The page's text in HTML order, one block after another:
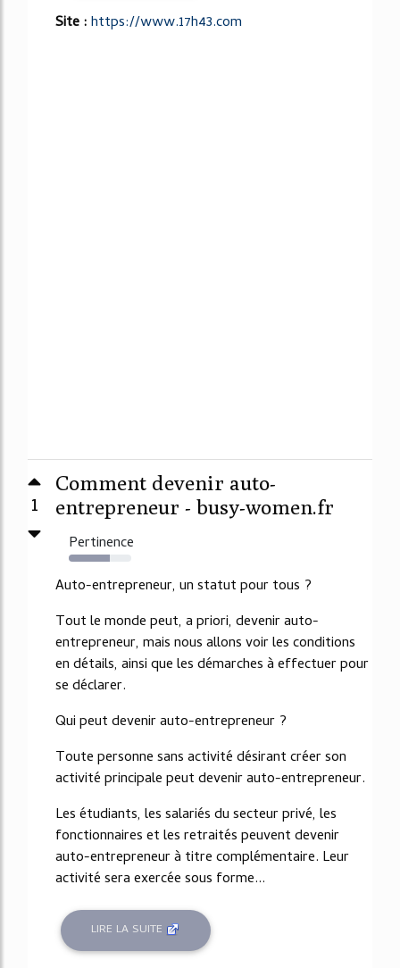
Site :https://www.17h43.com
1
Comment devenir auto-
entrepreneur - busy-women.fr
Pertinence
65%
Auto-entrepreneur, un statut pour tous ?
Tout le monde peut, a priori, devenir auto-
entrepreneur, mais nous allons voir les conditions
en détails, ainsi que les démarches à effectuer pour
se déclarer.
Qui peut devenir auto-entrepreneur ?
Toute personne sans activité désirant créer son
activité principale peut devenir auto-entrepreneur.
Les étudiants, les salariés du secteur privé, les
fonctionnaires et les retraités peuvent devenir
auto-entrepreneur à titre complémentaire. Leur
activité sera exercée sous forme...
LIRE LA SUITE